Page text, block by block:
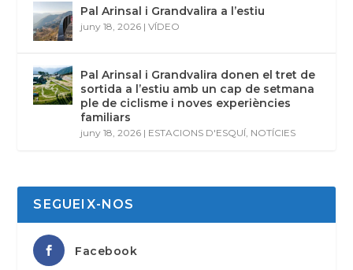
Pal Arinsal i Grandvalira a l’estiu
juny 18, 2026 |VÍDEO
Pal Arinsal i Grandvalira donen el tret de
sortida a l’estiu amb un cap de setmana
ple de ciclisme i noves experiències
familiars
juny 18, 2026 | ESTACIONS D'ESQUÍ, NOTÍCIES
SEGUEIX-NOS
Facebook